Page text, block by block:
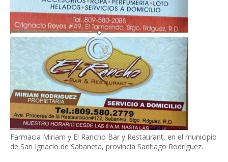
Farmacia Miriam y El Rancho Bar y Restaurant, en el municipio
de San Ignacio de Sabaneta, provincia Santiago Rodríguez.